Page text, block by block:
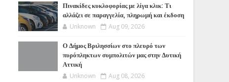
Πινακίδες κυκλοφορίας με λίγα κλικ: Τι
αλλάζει σε παραγγελία, πληρωμή και έκδοση
Unknown Aug 09, 2026
Ο Δήμος Βριλησσίων στο πλευρό των
πυρόπληκτων συμπολιτών μας στην Δυτική
Αττική
Unknown Aug 08, 2026